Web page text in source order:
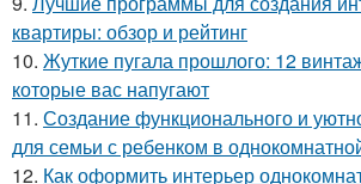
квартиры: обзор и рейтинг
10. Жуткие пугала прошлого: 12
которые вас напугают
11. Создание функционального и
для семьи с ребенком в
12. Как оформить интерьер